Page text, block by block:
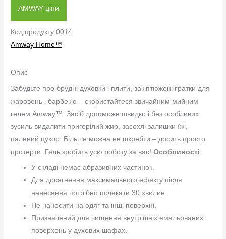
AMWAY ціни
Код продукту:0014
Amway Home™
Опис
Забудьте про брудні духовки і плити, закіптюжені ґратки для
жаровень і барбекю – скористайтеся звичайним мийним
гелем Amway™. Засіб допоможе швидко і без особливих
зусиль видалити пригорілий жир, засохлі залишки їжі,
палений цукор. Більше можна не шкребти – досить просто
протерти. Гель зробить усю роботу за вас!Особливості
У складі немає абразивних частинок.
Для досягнення максимального ефекту після
нанесення потрібно почекати 30 хвилин.
Не наносити на одяг та інші поверхні.
Призначений для чищення внутрішніх емальованих
поверхонь у духових шафах.